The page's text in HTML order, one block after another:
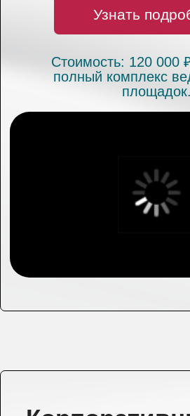
Обучение топ-
менеджмента и
туризм
Незабываемое корпоративное
путешествие для вашего топ-
менеджмента, включающее в себя
обучение, отдых и знакомства.